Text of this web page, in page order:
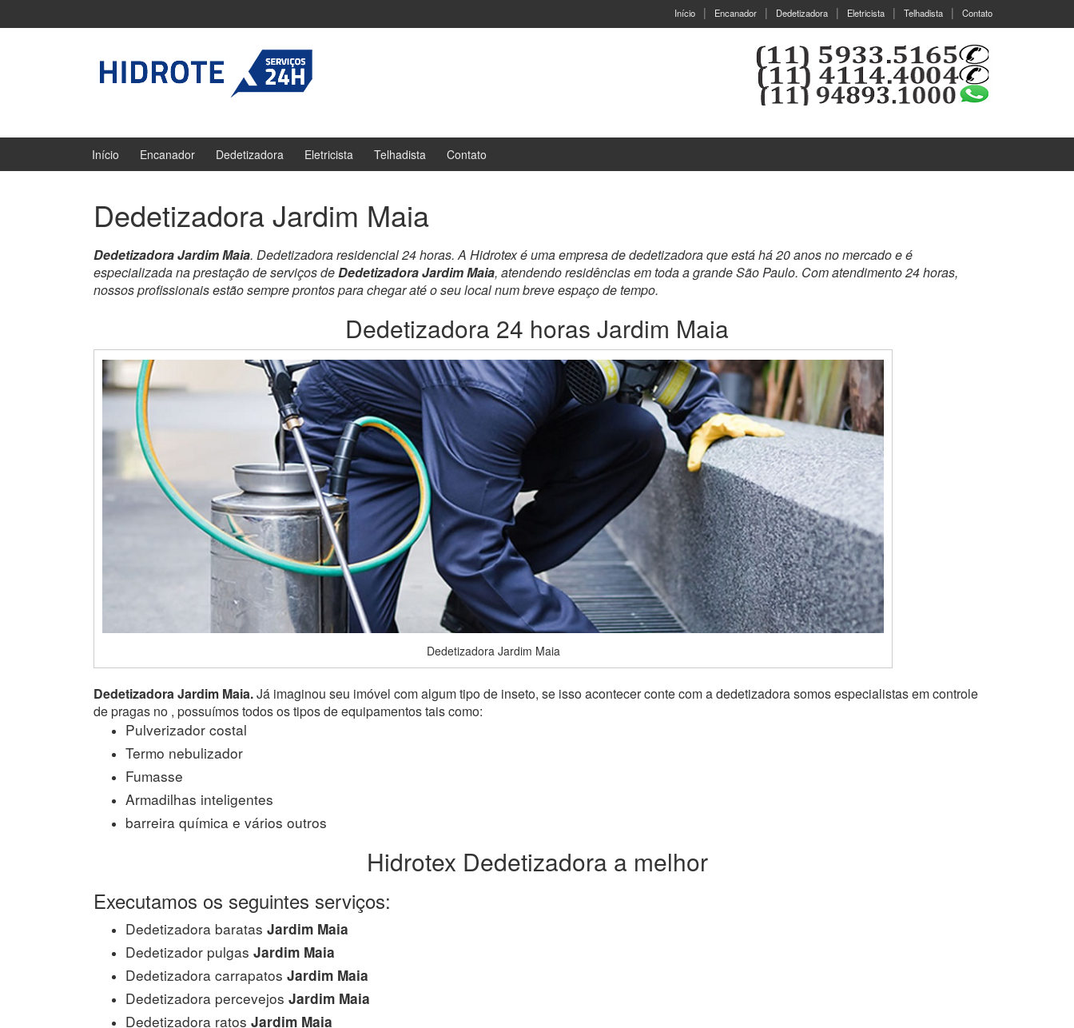
Início Encanador Dedetizadora Eletricista Telhadista Contato
Início Encanador Dedetizadora Eletricista Telhadista Contato
Dedetizadora Jardim Maia
Dedetizadora Jardim Maia. Dedetizadora residencial 24 horas. A Hidrotex é uma empresa de dedetizadora que está há 20 anos no mercado e é
especializada na prestação de serviços deDedetizadora Jardim Maia, atendendo residências em toda a grande São Paulo. Com atendimento 24 horas,
nossos profissionais estão sempre prontos para chegar até o seu local num breve espaço de tempo.
Dedetizadora 24 horas Jardim Maia
Dedetizadora Jardim Maia
Dedetizadora Jardim Maia.Já imaginou seu imóvel com algum tipo de inseto, se isso acontecer conte com a dedetizadora somos especialistas em controle
de pragas no , possuímos todos os tipos de equipamentos tais como:
Pulverizador costal
Termo nebulizador
Fumasse
Armadilhas inteligentes
barreira química e vários outros
Hidrotex Dedetizadora a melhor
Executamos os seguintes serviços:
Dedetizadora baratas Jardim Maia
Dedetizador pulgas Jardim Maia
Dedetizadora carrapatos Jardim Maia
Dedetizadora percevejos Jardim Maia
Dedetizadora ratos Jardim Maia